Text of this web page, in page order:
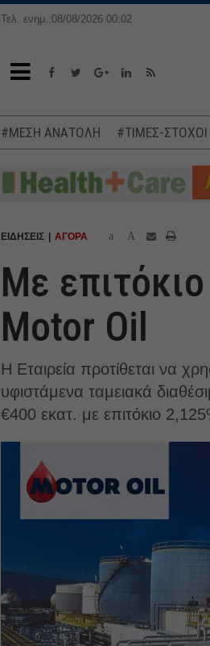
Τελ. ενημ.:08/08/2026 00:02
#ΜΕΣΗ ΑΝΑΤΟΛΗ #ΤΙΜΕΣ-
ΕΙΔΗΣΕΙΣ ΑΓΟΡΑ a A
Με
Motor Oil
Η Εταιρεία προτίθεται να
υφιστάμενα ταμειακά
€400 εκατ. με επιτόκιο